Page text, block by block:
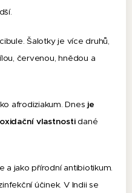
Šalotky je více druhů,
červenou, hnědou a
afrodiziakum. Dnes je
vlastnostidané
a jako přírodní antibiotikum.
účinek. V Indii se